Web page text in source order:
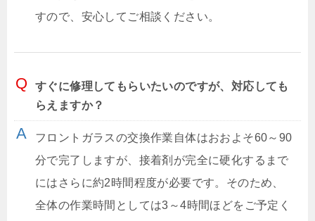
すので、安心してご相談ください。
すぐに修理してもらいたいのですが、対応しても
らえますか？
フロントガラスの交換作業自体はおおよそ60～90
分で完了しますが、接着剤が完全に硬化するまで
にはさらに約2時間程度が必要です。そのため、
全体の作業時間としては3～4時間ほどをご予定く